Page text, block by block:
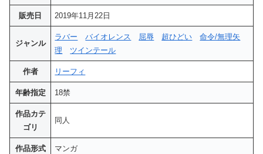
販売日 2019年11月22日
ジャンル
ラバー バイオレンス 屈辱 超ひどい
命令/無理矢
理
ツインテール
作者 リーフィ
年齢指定 18禁
作品カテ
ゴリ
同人
作品形式 マンガ